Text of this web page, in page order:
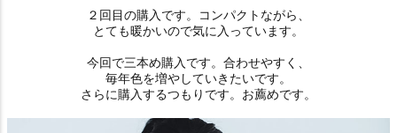
２回目の購入です。コンパクトながら、
とても暖かいので気に入っています。
今回で三本め購入です。合わせやすく、
毎年色を増やしていきたいです。
さらに購入するつもりです。お薦めです。